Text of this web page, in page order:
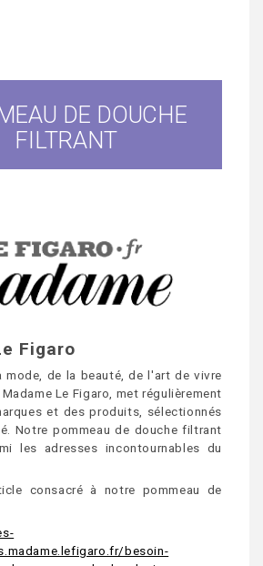
DE DOUCHE
FILTRANT
Figaro
mode, de la beauté, de l'art de vivre
Le Figaro, met régulièrement
et des produits, sélectionnés
Notre pommeau de douche filtrant
les adresses incontournables du
consacré à notre pommeau de
besoin-